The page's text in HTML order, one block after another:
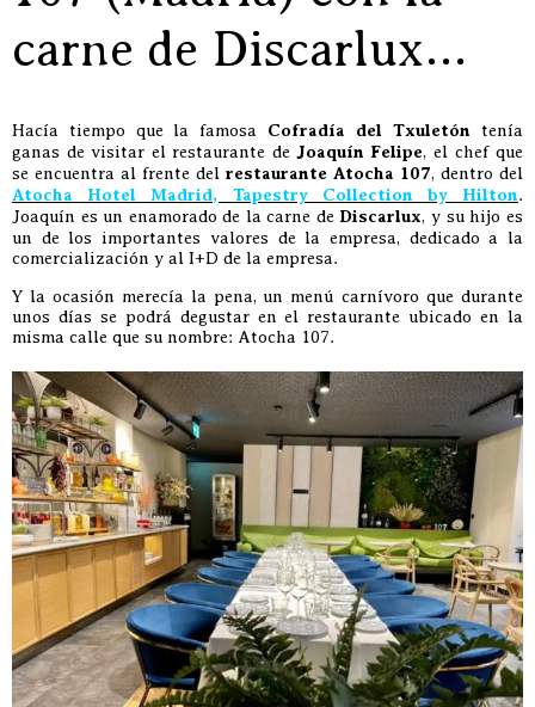
carne de Discarlux…
Hacía tiempo que la famosa Cofradía del Txuletón tenía
ganas de visitar el restaurante de Joaquín Felipe, el chef que
se encuentra al frente del restaurante Atocha 107, dentro del
Atocha Hotel Madrid, Tapestry Collection by Hilton.
Joaquín es un enamorado de la carne de Discarlux, y su hijo es
un de los importantes valores de la empresa, dedicado a la
comercialización y al I+D de la empresa.
Y la ocasión merecía la pena, un menú carnívoro que durante
unos días se podrá degustar en el restaurante ubicado en la
misma calle que su nombre: Atocha 107.